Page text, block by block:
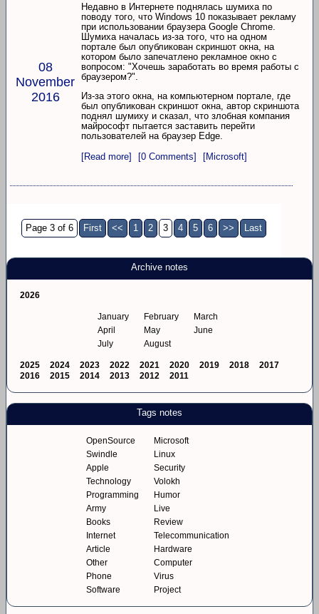
08
November
2016
Недавно в Интернете поднялась шумиха по
поводу того, что Windows 10 показывает рекламу
при использовании браузера Google Chrome.
Шумиха началась из-за того, что на одном
портале был опубликован скриншот окна, на
котором было запечатлено рекламное окно с
вопросом: "Хочешь заработать во время работы с
браузером?".
Из-за этого окна, на компьютерном портале, где
был опубликован скриншот окна, автор скриншота
поднял шумиху и сказал, что злобная компания
майрософт пытается заставить перейти
пользователей на браузер Edge.
[Read more]
[0 Comments] [Microsoft]
Page 3 of 6 First << 1 2 3 4 5 6 >> Last
Archive notes
2026
January February
March
April
May
June
July
August
2025 2024 2023 2022 2021 2020 2019 2018
2017
2016
2015 2014 2013 2012 2011
Tags notes
OpenSource
Microsoft
Swindle
Linux
Apple
Security
Technology
Volokh
Programming
Humor
Army
Live
Books
Review
Internet
Telecommunication
Article
Hardware
Other
Computer
Phone
Virus
Software
Project